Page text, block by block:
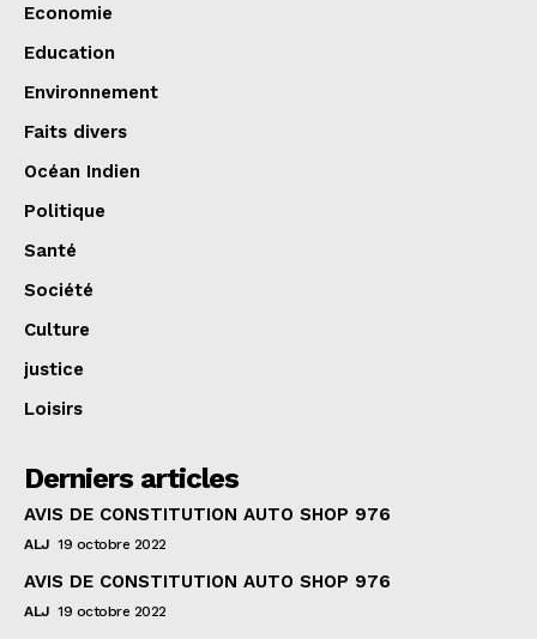
Economie
Education
Environnement
Faits divers
Océan Indien
Politique
Santé
Société
Culture
justice
Loisirs
Derniers articles
AVIS DE CONSTITUTION AUTO SHOP 976
ALJ 19 octobre 2022
AVIS DE CONSTITUTION AUTO SHOP 976
ALJ 19 octobre 2022